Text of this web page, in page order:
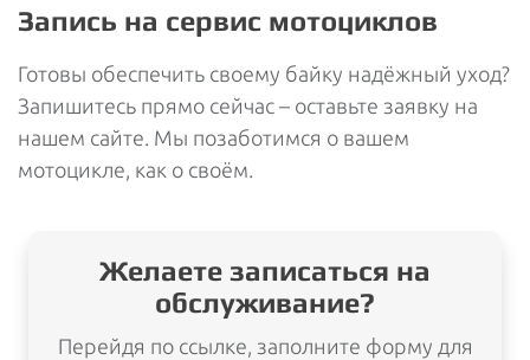
Запись на сервис мотоциклов
Готовы обеспечить своему байку надёжный уход?
Запишитесь прямо сейчас – оставьте заявку на
нашем сайте. Мы позаботимся о вашем
мотоцикле, как о своём.
Желаете записаться на
обслуживание?
Перейдя по ссылке, заполните форму для